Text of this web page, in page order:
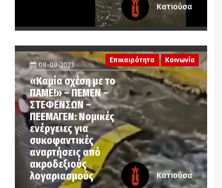
Κατιούσα
08-09-2023
«Καμία σχέση με το
ΠΑΜΕ!» – ΠΕΜΕΝ –
ΣΤΕΦΕΝΣΩΝ –
ΠΕΕΜΑΓΕΝ: Νομικές
ενέργειες για
συκοφαντικές
αναρτήσεις από
ακροδεξιούς
λογαριασμούς
Επικαιρότητα Κοινωνία
Κατιούσα